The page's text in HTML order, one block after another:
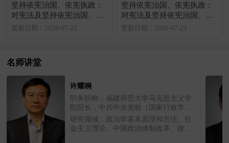
坚持依宪治国、依宪执政：
对宪法及坚持依宪治国、依
宪执政需要明确的几点认识
更新日期：2026-07-23
坚持依宪治国、依宪执政：
对宪法及坚持依宪治国、依
宪执政需要明确的几点认识
更新日期：2026-07-23
名师讲堂
许耀桐
职务职称：福建师范大学马克思主义学
院院长，中共中央党校（国家行政学
院）一级教授、博士生导师
研究领域：政治学基本原理和方法、社
会主义理论、中国政治体制改革、政治